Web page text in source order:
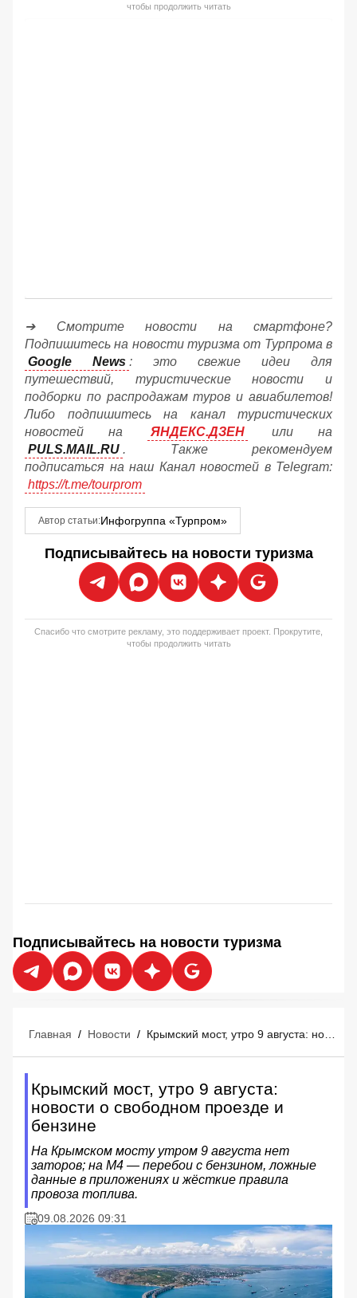
чтобы продолжить читать
➔ Смотрите новости на смартфоне?
Подпишитесь на новости туризма от Турпрома в
Google News : это свежие идеи для
путешествий, туристические новости и
подборки по распродажам туров и авиабилетов!
Либо подпишитесь на канал туристических
новостей на
ЯНДЕКС.ДЗЕН
или на
PULS.MAIL.RU . Также рекомендуем
подписаться на наш Канал новостей в Telegram:
https://t.me/tourprom
Автор статьи:Инфогруппа «Турпром»
Подписывайтесь на новости туризма
Спасибо что смотрите рекламу, это поддерживает проект. Прокрутите,
чтобы продолжить читать
Подписывайтесь на новости туризма
Главная / Новости /
Крымский мост, утро 9 августа:
новости о свободном проезде и
бензине
На Крымском мосту утром 9 августа нет
заторов; на М4 — перебои с бензином, ложные
данные в приложениях и жёсткие правила
провоза топлива.
09.08.2026 09:31